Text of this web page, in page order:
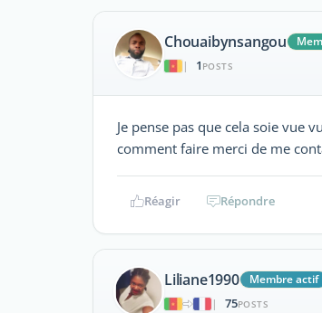
Chouaibynsangou
|
1 POSTS
Je pense pas que cela soie vue
comment faire merci de me
Réagir Répondre
Liliane1990
Membre actif
|
75POSTS